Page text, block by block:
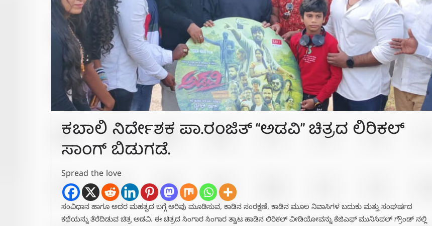
ಕಬಾಲಿ ನಿರ್ದೇಶಕ ಪಾ.ರಂಜಿತ್ “ಅಡವಿ” ಚಿತ್ರದ ಲಿರಿಕಲ್
ಸಾಂಗ್ ಬಿಡುಗಡೆ.
Spread the love
ಸಂವಿಧಾನ ಹಾಗೂ ಅದರ ಮಹತ್ವದ ಬಗ್ಗೆ ಅರಿವು ಮೂಡಿಸುವ, ಕಾಡಿನ ಸಂರಕ್ಷಣೆ, ಕಾಡಿನ ಮೂಲ ನಿವಾಸಿಗಳ ಬದುಕು ಮತ್ತು ಸಂಘರ್ಷದ
ಕಥೆಯನ್ನು ತೆರೆದಿಡುವ ಚಿತ್ರ ಅಡವಿ. ಈ ‌ಚಿತ್ರದ ಸಿಂಗಾರ ಸಿಂಗಾರ ತ್ವಾಟ ಹಾಡಿನ ಲಿರಿಕಲ್ ವೀಡಿಯೋವನ್ನು ಕೆಜಿಎಫ್ ಮುನಿಸಿಪಲ್ ಗ್ರೌಂಡ್ ನಲ್ಲಿ